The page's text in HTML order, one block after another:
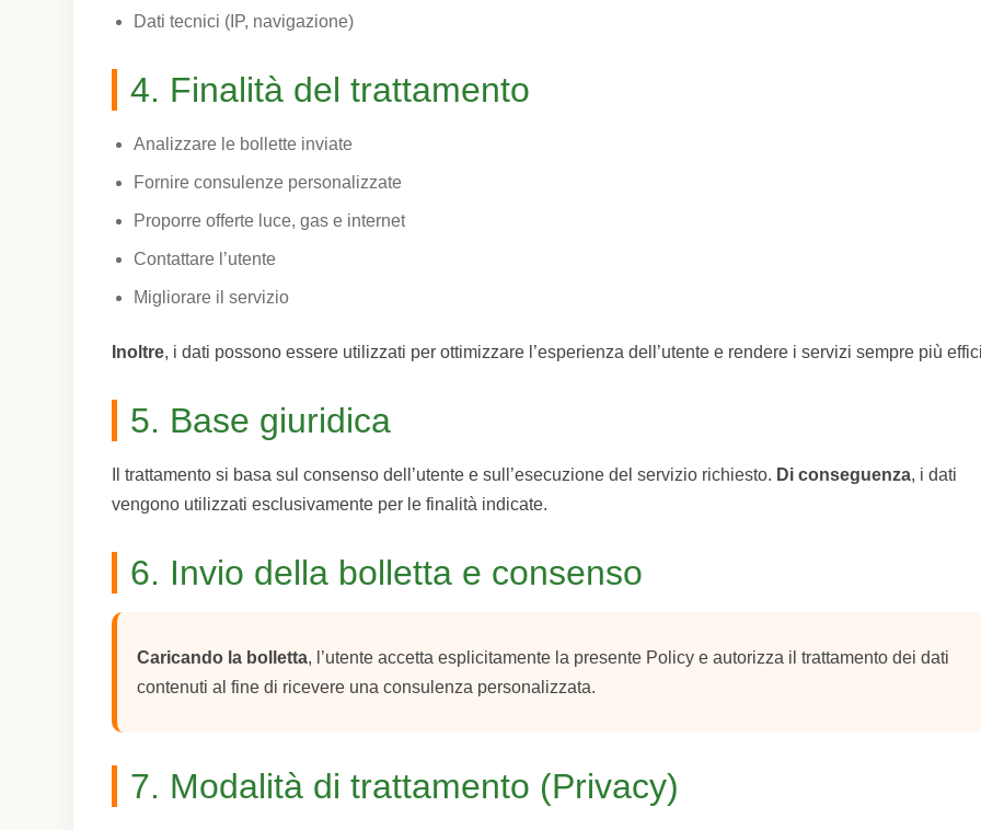
Dati tecnici (IP, navigazione)
4. Finalità del trattamento
Analizzare le bollette inviate
Fornire consulenze personalizzate
Proporre offerte luce, gas e internet
Contattare l’utente
Migliorare il servizio
Inoltre, i dati possono essere utilizzati per ottimizzare l’esperienza dell’utente e rendere i servizi sempre più
5. Base giuridica
Il trattamento si basa sul consenso dell’utente e sull’esecuzione del servizio richiesto. Di conseguenza, i dati
vengono utilizzati esclusivamente per le finalità indicate.
6. Invio della bolletta e consenso
Caricando la bolletta, l’utente accetta esplicitamente la presente Policy e autorizza il trattamento dei dati
contenuti al fine di ricevere una consulenza personalizzata.
7. Modalità di trattamento (Privacy)